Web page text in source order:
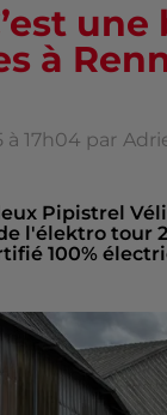
à
à 17h04 par
Pipistrel
l'élektro tour
100%